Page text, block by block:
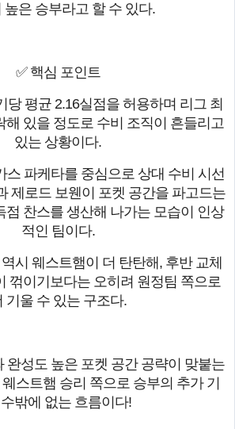
높은 승부라고 할 수 있다.
✅ 핵심 포인트
당 평균 2.16실점을 허용하며 리그 최
해 있을 정도로 수비 조직이 흔들리고
있는 상황이다.
스 파케타를 중심으로 상대 수비 시선
제로드 보웬이 포켓 공간을 파고드는
점 찬스를 생산해 나가는 모습이 인상
적인 팀이다.
시 웨스트햄이 더 탄탄해, 후반 교체
꺾이기보다는 오히려 원정팀 쪽으로
기울 수 있는 구조다.
성도 높은 포켓 공간 공략이 맞붙는
스트햄 승리 쪽으로 승부의 추가 기
밖에 없는 흐름이다!